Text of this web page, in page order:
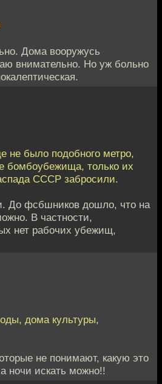
Дома вооружусь
внимательно. Но уж больно
не было подобного метро,
бомбоубежища, только их
СССР забросили.
До фсбшников дошло, что на
В частности,
нет рабочих убежищ,
дома культуры,
не понимают, какую это
ночи искать можно!!